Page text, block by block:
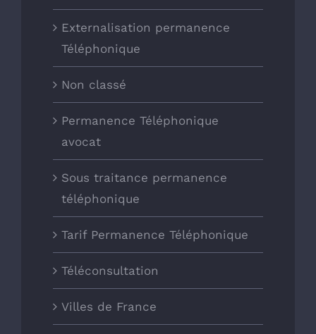
Externalisation permanence
Téléphonique
Non classé
Permanence Téléphonique
avocat
Sous traitance permanence
téléphonique
Tarif Permanence Téléphonique
Téléconsultation
Villes de France